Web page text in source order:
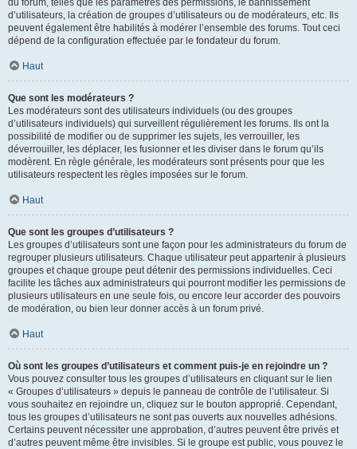
du forum, telles que les paramètres des permissions, le bannissement
d’utilisateurs, la création de groupes d’utilisateurs ou de modérateurs, etc. Ils
peuvent également être habilités à modérer l’ensemble des forums. Tout ceci
dépend de la configuration effectuée par le fondateur du forum.
Haut
Que sont les modérateurs ?
Les modérateurs sont des utilisateurs individuels (ou des groupes
d’utilisateurs individuels) qui surveillent régulièrement les forums. Ils ont la
possibilité de modifier ou de supprimer les sujets, les verrouiller, les
déverrouiller, les déplacer, les fusionner et les diviser dans le forum qu’ils
modèrent. En règle générale, les modérateurs sont présents pour que les
utilisateurs respectent les règles imposées sur le forum.
Haut
Que sont les groupes d’utilisateurs ?
Les groupes d’utilisateurs sont une façon pour les administrateurs du forum de
regrouper plusieurs utilisateurs. Chaque utilisateur peut appartenir à plusieurs
groupes et chaque groupe peut détenir des permissions individuelles. Ceci
facilite les tâches aux administrateurs qui pourront modifier les permissions de
plusieurs utilisateurs en une seule fois, ou encore leur accorder des pouvoirs
de modération, ou bien leur donner accès à un forum privé.
Haut
Où sont les groupes d’utilisateurs et comment puis-je en rejoindre un ?
Vous pouvez consulter tous les groupes d’utilisateurs en cliquant sur le lien
« Groupes d’utilisateurs » depuis le panneau de contrôle de l’utilisateur. Si
vous souhaitez en rejoindre un, cliquez sur le bouton approprié. Cependant,
tous les groupes d’utilisateurs ne sont pas ouverts aux nouvelles adhésions.
Certains peuvent nécessiter une approbation, d’autres peuvent être privés et
d’autres peuvent même être invisibles. Si le groupe est public, vous pouvez le